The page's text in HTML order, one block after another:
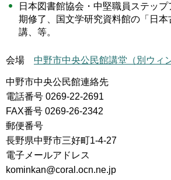
日本図書館協会・中堅職員ステッ
期修了、国文学研究資料館の「日本
講、等。
会場 中野市中央公民館講堂（別ウィ
中野市中央公民館連絡先
電話番号 0269-22-2691
FAX番号 0269-26-2342
郵便番号
長野県中野市三好町1-4-27
電子メールアドレス
kominkan@coral.ocn.ne.jp